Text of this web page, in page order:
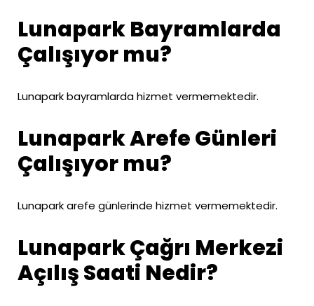
Lunapark Bayramlarda
Çalışıyor mu?
Lunapark bayramlarda hizmet vermemektedir.
Lunapark Arefe Günleri
Çalışıyor mu?
Lunapark arefe günlerinde hizmet vermemektedir.
Lunapark Çağrı Merkezi
Açılış Saati Nedir?